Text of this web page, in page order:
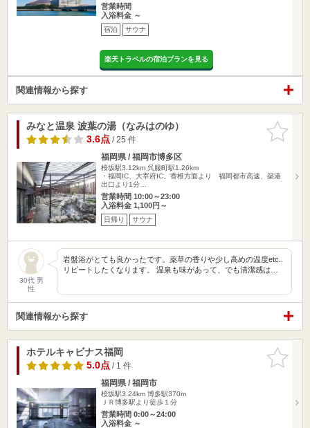
営業時間
入浴料金 ～
宿泊 サウナ
楽天トラベルの宿泊プランを見る
関連情報から探す
お気に入
りに追加
みなと温泉 波葉の湯（なみはのゆ）
3.6点/ 25 件
福岡県 / 福岡市博多区
桜坂駅3.12km 呉服町駅1.26km
・福岡IC、大宰府IC、香椎方面より 福岡都市高速、築港
出口より1分…
営業時間 10:00～23:00
入浴料金 1,100円～
日帰り サウナ
30代 男
性
岩盤浴がとても良かったです。薬草の香りや少し高めの温度etc..
リピートしたくなります。 温泉も味があって、でも清潔感は…
関連情報から探す
お気に入
りに追加
ホテルキャビナス福岡
5.0点/ 1 件
福岡県 / 福岡市
桜坂駅3.24km 博多駅370m
ＪＲ博多駅より徒歩１分
営業時間 0:00～24:00
入浴料金 ～